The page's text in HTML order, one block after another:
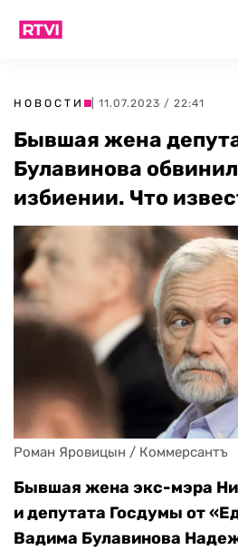
НОВОСТИ | 11.07.2023 / 22:41
Бывшая жена
Булавинова
избиении. Что
Роман Яровицын / Коммерсантъ
Бывшая жена экс-мэра
и депутата Госдумы от
Вадима Булавинова